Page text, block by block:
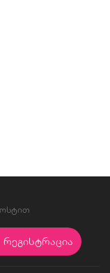
ᲠᲔᲒᲘᲡᲢᲠᲐᲪᲘᲐ